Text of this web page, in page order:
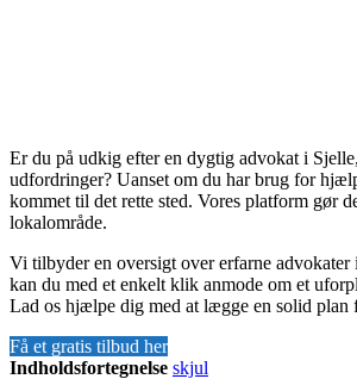
Er du på udkig efter en dygtig advokat i
udfordringer? Uanset om du har brug for
kommet til det rette sted. Vores platform gør
lokalområde.
Vi tilbyder en oversigt over erfarne
kan du med et enkelt klik anmode om et
Lad os hjælpe dig med at lægge en solid plan
Få et gratis tilbud her
Indholdsfortegnelse skjul